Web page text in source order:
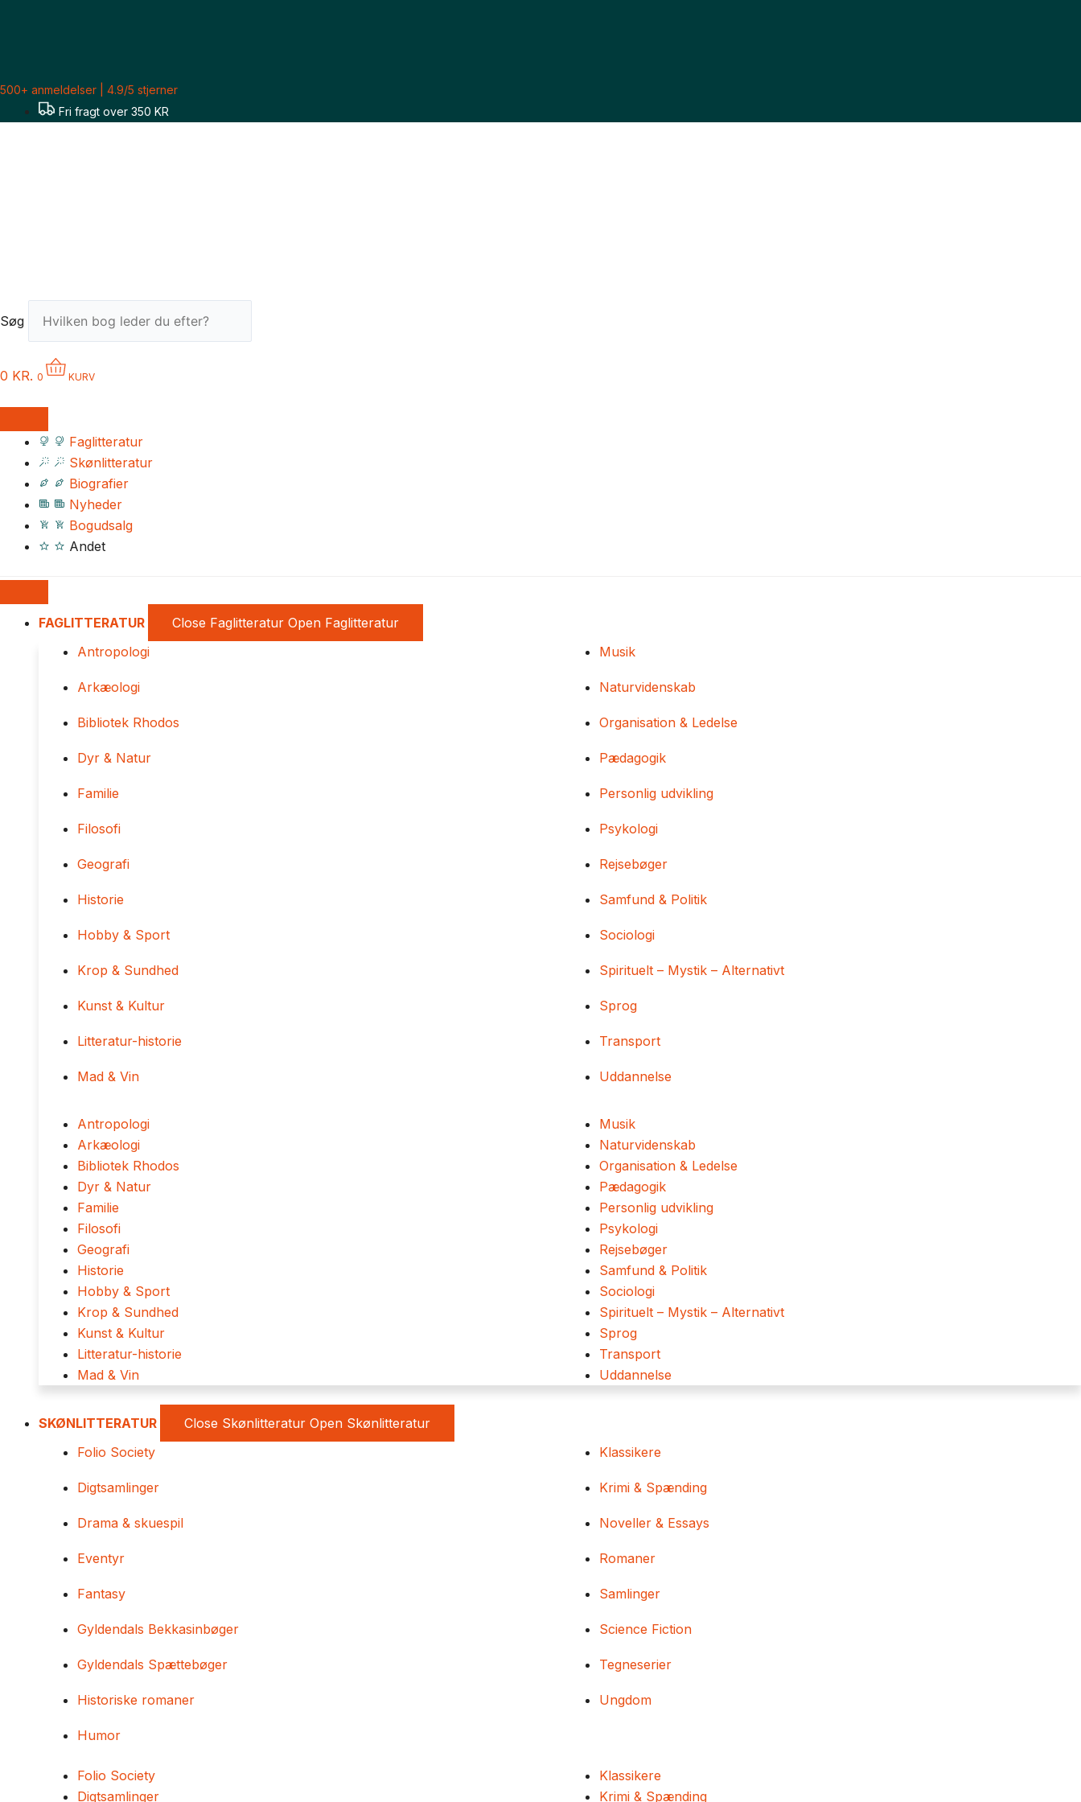
500+ anmeldelser | 4.9/5 stjerner
Fri fragt over 350 KR
Søg
0 KR. 0 KURV
Faglitteratur
Skønlitteratur
Biografier
Nyheder
Bogudsalg
Andet
FAGLITTERATUR Close Faglitteratur Open Faglitteratur
Antropologi
Arkæologi
Bibliotek Rhodos
Dyr & Natur
Familie
Filosofi
Geografi
Historie
Hobby & Sport
Krop & Sundhed
Kunst & Kultur
Litteratur-historie
Mad & Vin
Musik
Naturvidenskab
Organisation & Ledelse
Pædagogik
Personlig udvikling
Psykologi
Rejsebøger
Samfund & Politik
Sociologi
Spirituelt – Mystik – Alternativt
Sprog
Transport
Uddannelse
Antropologi
Arkæologi
Bibliotek Rhodos
Dyr & Natur
Familie
Filosofi
Geografi
Historie
Hobby & Sport
Krop & Sundhed
Kunst & Kultur
Litteratur-historie
Mad & Vin
Musik
Naturvidenskab
Organisation & Ledelse
Pædagogik
Personlig udvikling
Psykologi
Rejsebøger
Samfund & Politik
Sociologi
Spirituelt – Mystik – Alternativt
Sprog
Transport
Uddannelse
SKØNLITTERATUR Close Skønlitteratur Open Skønlitteratur
Folio Society
Digtsamlinger
Drama & skuespil
Eventyr
Fantasy
Gyldendals Bekkasinbøger
Gyldendals Spættebøger
Historiske romaner
Humor
Klassikere
Krimi & Spænding
Noveller & Essays
Romaner
Samlinger
Science Fiction
Tegneserier
Ungdom
Folio Society
Digtsamlinger
Klassikere
Krimi & Spænding